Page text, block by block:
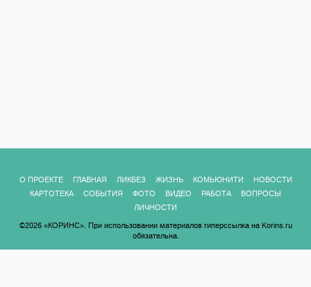
О ПРОЕКТЕ ГЛАВНАЯ ЛИКБЕЗ ЖИЗНЬ КОМЬЮНИТИ
НОВОСТИ
КАРТОТЕКА
СОБЫТИЯ ФОТО ВИДЕО РАБОТА
ВОПРОСЫ
ЛИЧНОСТИ
©2026 «КОРИНС». При использовании материалов гиперссылка на Korins.ru
обязательна.